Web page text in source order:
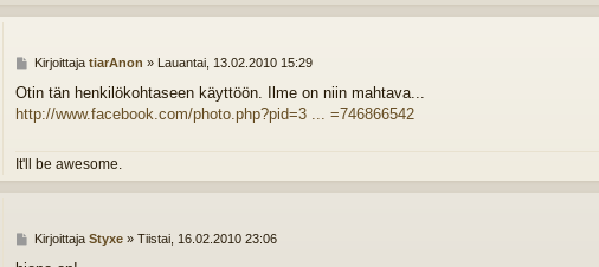
V
e
s
Kirjoittaja tiarAnon » Lauantai, 13.02.2010 15:29
Otin tän henkilökohtaseen käyttöön. Ilme on niin mahtava...
http://www.facebook.com/photo.php?pid=3 ... =746866542
It'll be awesome.
VKirjoittaja Styxe» Tiistai, 16.02.2010 23:06